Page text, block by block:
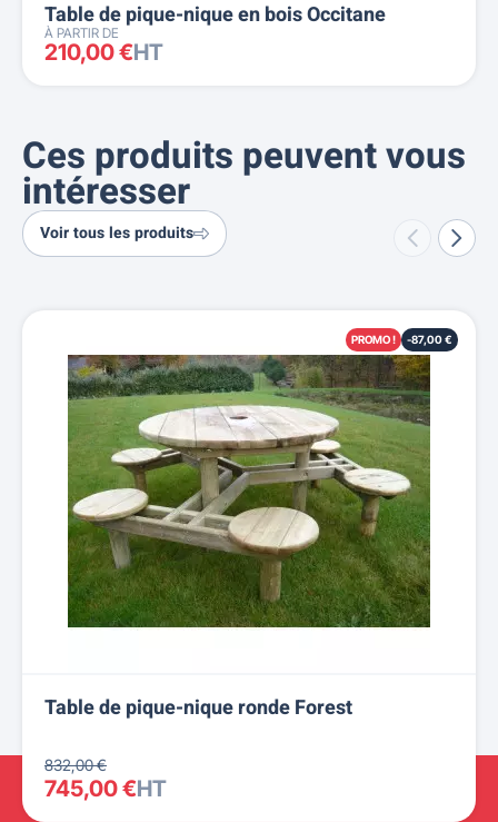
Table de pique-nique en bois Occitane
À PARTIR DE
210,00 €HT
Ces produits peuvent vous
intéresser
Voir tous les produits
PROMO ! -87,00 €
Table de pique-nique ronde Forest
832,00 €
745,00 €HT